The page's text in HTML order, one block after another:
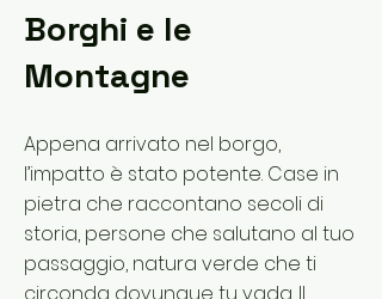
Borghi e le
Montagne
Appena arrivato nel borgo,
l’impatto è stato potente. Case in
pietra che raccontano secoli di
storia, persone che salutano al tuo
passaggio, natura verde che ti